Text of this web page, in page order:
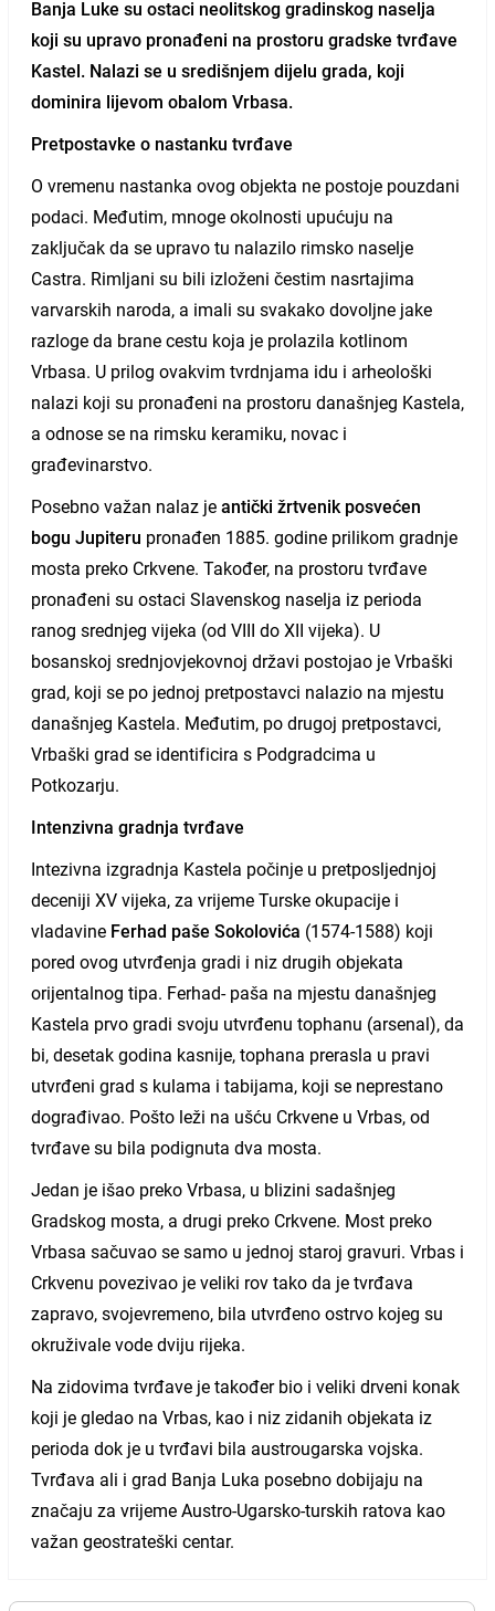
Banja Luke su ostaci neolitskog gradinskog naselja
koji su upravo pronađeni na prostoru gradske tvrđave
Kastel. Nalazi se u središnjem dijelu grada, koji
dominira lijevom obalom Vrbasa.
Pretpostavke o nastanku tvrđave
O vremenu nastanka ovog objekta ne postoje pouzdani
podaci. Međutim, mnoge okolnosti upućuju na
zaključak da se upravo tu nalazilo rimsko naselje
Castra. Rimljani su bili izloženi čestim nasrtajima
varvarskih naroda, a imali su svakako dovoljne jake
razloge da brane cestu koja je prolazila kotlinom
Vrbasa. U prilog ovakvim tvrdnjama idu i arheološki
nalazi koji su pronađeni na prostoru današnjeg Kastela,
a odnose se na rimsku keramiku, novac i
građevinarstvo.
Posebno važan nalaz jeantički žrtvenik posvećen
bogu Jupiteru pronađen 1885. godine prilikom gradnje
mosta preko Crkvene. Također, na prostoru tvrđave
pronađeni su ostaci Slavenskog naselja iz perioda
ranog srednjeg vijeka (od VIII do XII vijeka). U
bosanskoj srednjovjekovnoj državi postojao je Vrbaški
grad, koji se po jednoj pretpostavci nalazio na mjestu
današnjeg Kastela. Međutim, po drugoj pretpostavci,
Vrbaški grad se identificira s Podgradcima u
Potkozarju.
Intenzivna gradnja tvrđave
Intezivna izgradnja Kastela počinje u pretposljednjoj
deceniji XV vijeka, za vrijeme Turske okupacije i
vladavine Ferhad paše Sokolovića (1574-1588) koji
pored ovog utvrđenja gradi i niz drugih objekata
orijentalnog tipa. Ferhad- paša na mjestu današnjeg
Kastela prvo gradi svoju utvrđenu tophanu (arsenal), da
bi, desetak godina kasnije, tophana prerasla u pravi
utvrđeni grad s kulama i tabijama, koji se neprestano
dograđivao. Pošto leži na ušću Crkvene u Vrbas, od
tvrđave su bila podignuta dva mosta.
Jedan je išao preko Vrbasa, u blizini sadašnjeg
Gradskog mosta, a drugi preko Crkvene. Most preko
Vrbasa sačuvao se samo u jednoj staroj gravuri. Vrbas i
Crkvenu povezivao je veliki rov tako da je tvrđava
zapravo, svojevremeno, bila utvrđeno ostrvo kojeg su
okruživale vode dviju rijeka.
Na zidovima tvrđave je također bio i veliki drveni konak
koji je gledao na Vrbas, kao i niz zidanih objekata iz
perioda dok je u tvrđavi bila austrougarska vojska.
Tvrđava ali i grad Banja Luka posebno dobijaju na
značaju za vrijeme Austro-Ugarsko-turskih ratova kao
važan geostrateški centar.